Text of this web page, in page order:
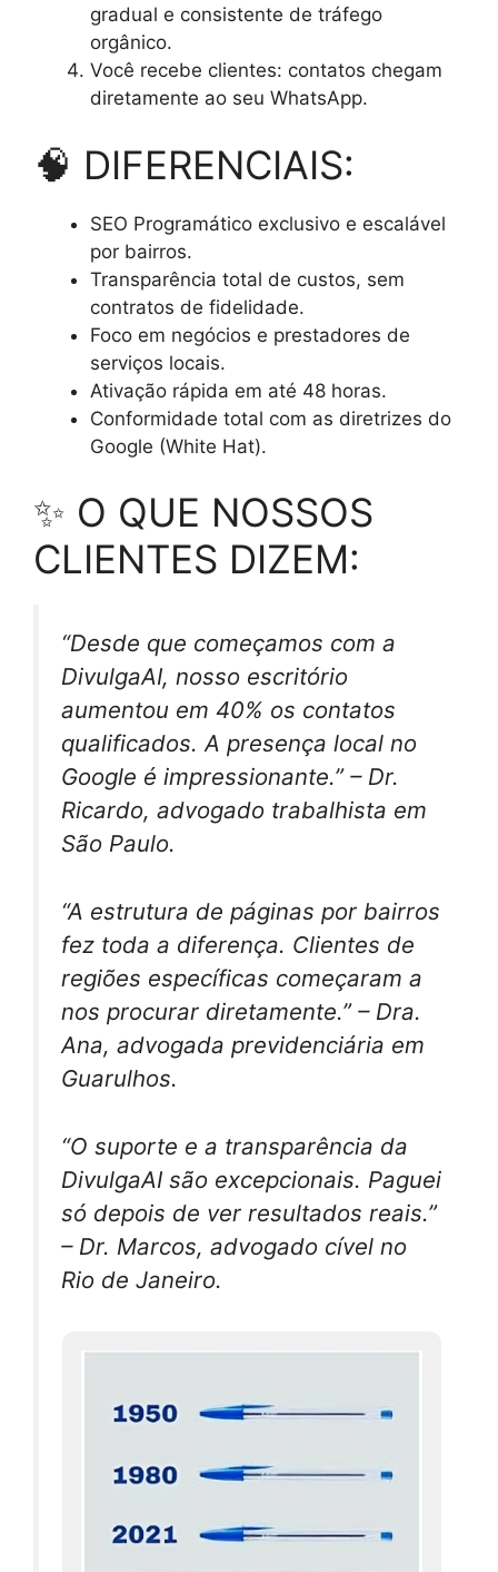
gradual e consistente de tráfego
orgânico.
Você recebe clientes: contatos chegam
diretamente ao seu WhatsApp.
🧠 DIFERENCIAIS:
SEO Programático exclusivo e escalável
por bairros.
Transparência total de custos, sem
contratos de fidelidade.
Foco em negócios e prestadores de
serviços locais.
Ativação rápida em até 48 horas.
Conformidade total com as diretrizes do
Google (White Hat).
✨ O QUE NOSSOS
CLIENTES DIZEM:
“Desde que começamos com a
DivulgaAI, nosso escritório
aumentou em 40% os contatos
qualificados. A presença local no
Google é impressionante.” – Dr.
Ricardo, advogado trabalhista em
São Paulo.
“A estrutura de páginas por bairros
fez toda a diferença. Clientes de
regiões específicas começaram a
nos procurar diretamente.” – Dra.
Ana, advogada previdenciária em
Guarulhos.
“O suporte e a transparência da
DivulgaAI são excepcionais. Paguei
só depois de ver resultados reais.”
– Dr. Marcos, advogado cível no
Rio de Janeiro.